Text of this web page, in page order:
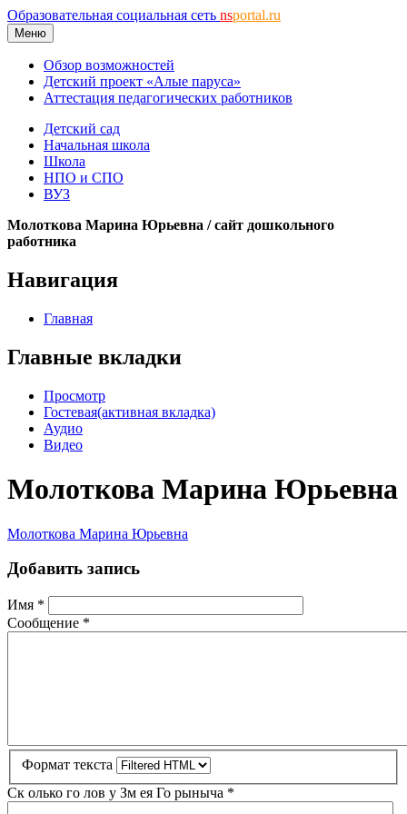
Образовательная социальная сеть nsportal.ru
Меню
Обзор возможностей
Детский проект «Алые паруса»
Аттестация педагогических работников
Детский сад
Начальная школа
Школа
НПО и СПО
ВУЗ
Молоткова Марина Юрьевна / сайт дошкольного
работника
Навигация
Главная
Главные вкладки
Просмотр
Гостевая(активная вкладка)
Аудио
Видео
Молоткова Марина Юрьевна
Молоткова Марина Юрьевна
Добавить запись
Имя *
Сообщение *
Формат текста
Ск олько го лов у Зм ея Го рыныча *